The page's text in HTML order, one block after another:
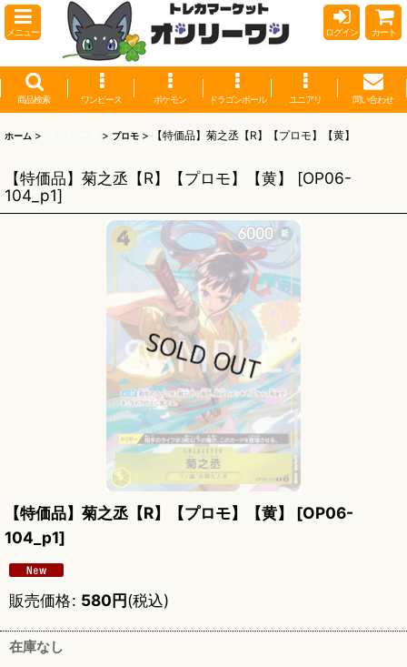
メニュー ログイン カート
商品検索 ワンピース ポケモン ドラゴンボール ユニアリ 問い合わせ
ホーム > > プロモ > 【特価品】菊之丞【R】【プロモ】【黄】
【特価品】菊之丞【R】【プロモ】【黄】 [OP06-
104_p1]
【特価品】菊之丞【R】【プロモ】【黄】 [OP06-
104_p1]
販売価格: 580円(税込)
在庫なし